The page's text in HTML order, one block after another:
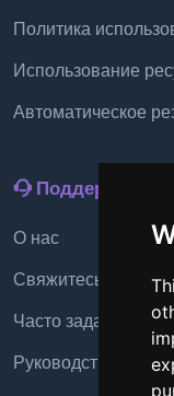
Политика
Использование
Автоматическое
Поддержка
О нас
Свяжитесь с нами
Часто
Руководство